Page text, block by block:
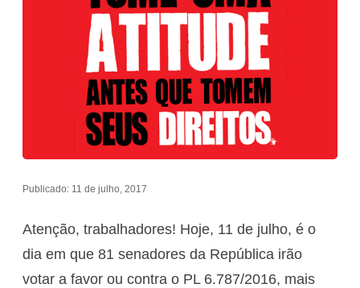
Publicado: 11 de julho, 2017
Atenção, trabalhadores! Hoje, 11 de julho, é o
dia em que 81 senadores da República irão
votar a favor ou contra o PL 6.787/2016, mais